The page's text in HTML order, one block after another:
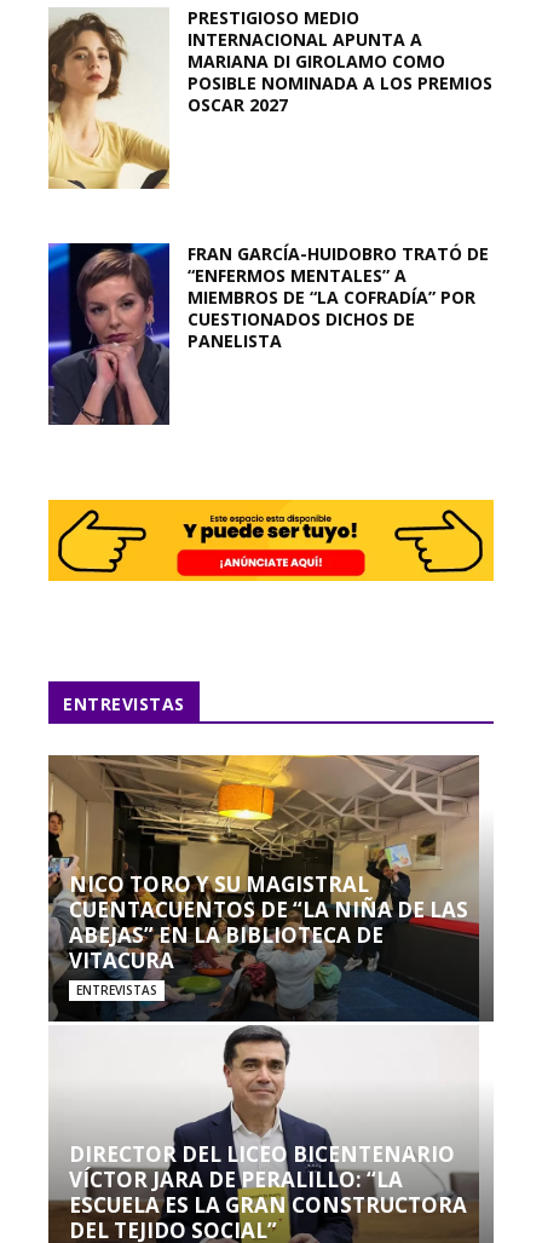
PRESTIGIOSO MEDIO
INTERNACIONAL APUNTA A
MARIANA DI GIROLAMO COMO
POSIBLE NOMINADA A LOS PREMIOS
OSCAR 2027
FRAN GARCÍA-HUIDOBRO TRATÓ DE
“ENFERMOS MENTALES” A
MIEMBROS DE “LA COFRADÍA” POR
CUESTIONADOS DICHOS DE
PANELISTA
ENTREVISTAS
NICO TORO Y SU MAGISTRAL
CUENTACUENTOS DE “LA NIÑA DE LAS
ABEJAS” EN LA BIBLIOTECA DE
VITACURA
ENTREVISTAS
DIRECTOR DEL LICEO BICENTENARIO
VÍCTOR JARA DE PERALILLO: “LA
ESCUELA ES LA GRAN CONSTRUCTORA
DEL TEJIDO SOCIAL”